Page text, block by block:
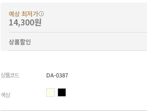
예상 최저가
14,300원
상품할인
상품코드 DA-0387
색상